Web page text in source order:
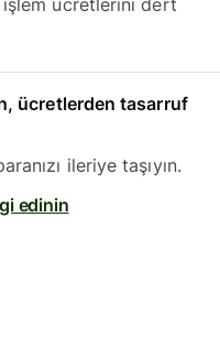
işlem ücretlerini dert
ücretlerden tasarruf
ileriye taşıyın.
edinin